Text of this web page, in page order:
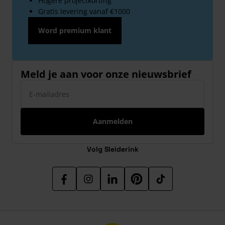
Gratis levering vanaf €1000
Word premium klant
Meld je aan voor onze nieuwsbrief
Aanmelden
Volg Sleiderink